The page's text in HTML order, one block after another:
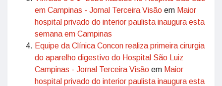
em Campinas - Jornal Terceira Visão em Maior
hospital privado do interior paulista inaugura esta
semana em Campinas
Equipe da Clínica Concon realiza primeira cirurgia
do aparelho digestivo do Hospital São Luiz
Campinas - Jornal Terceira Visão em Maior
hospital privado do interior paulista inaugura esta